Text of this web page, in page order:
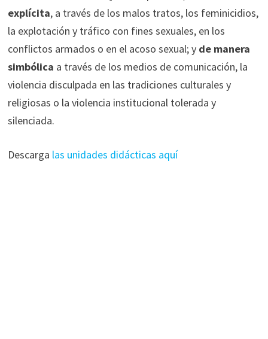
explícita, a través de los malos tratos, los feminicidios,
la explotación y tráfico con fines sexuales, en los
conflictos armados o en el acoso sexual; y de manera
simbólica a través de los medios de comunicación, la
violencia disculpada en las tradiciones culturales y
religiosas o la violencia institucional tolerada y
silenciada.
Descarga las unidades didácticas aquí